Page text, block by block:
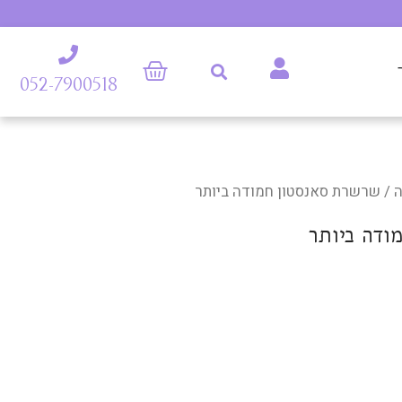
052-7900518
/ שרשרת סאנסטון חמודה ביותר
ביותר